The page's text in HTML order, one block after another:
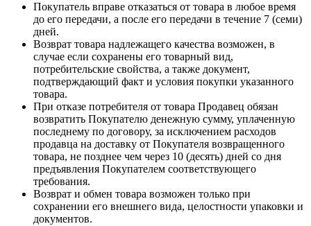
Покупатель вправе отказаться от товара в любое время
до его передачи, а после его передачи в течение 7 (семи)
дней.
Возврат товара надлежащего качества возможен, в
случае если сохранены его товарный вид,
потребительские свойства, а также документ,
подтверждающий факт и условия покупки указанного
товара.
При отказе потребителя от товара Продавец обязан
возвратить Покупателю денежную сумму, уплаченную
последнему по договору, за исключением расходов
продавца на доставку от Покупателя возвращенного
товара, не позднее чем через 10 (десять) дней со дня
предъявления Покупателем соответствующего
требования.
Возврат и обмен товара возможен только при
сохранении его внешнего вида, целостности упаковки и
документов.